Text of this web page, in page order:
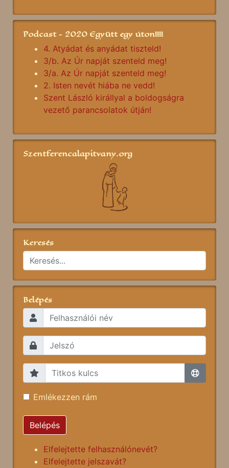
Podcast - 2020 Együtt egy úton!!!!
4. Atyádat és anyádat tiszteld!
3/b. Az Úr napját szenteld meg!
3/a. Az Úr napját szenteld meg!
2. Isten nevét hiába ne vedd!
Szent László királlyal a boldogságra
vezető parancsolatok útján!
Szentferencalapitvany.org
Keresés
Belépés
Emlékezzen rám
Belépés
Elfelejtette felhasználónevét?
Elfelejtette jelszavát?